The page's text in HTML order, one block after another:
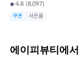
4.8 (8,097)
쿠폰 사은품
에이피뷰티에